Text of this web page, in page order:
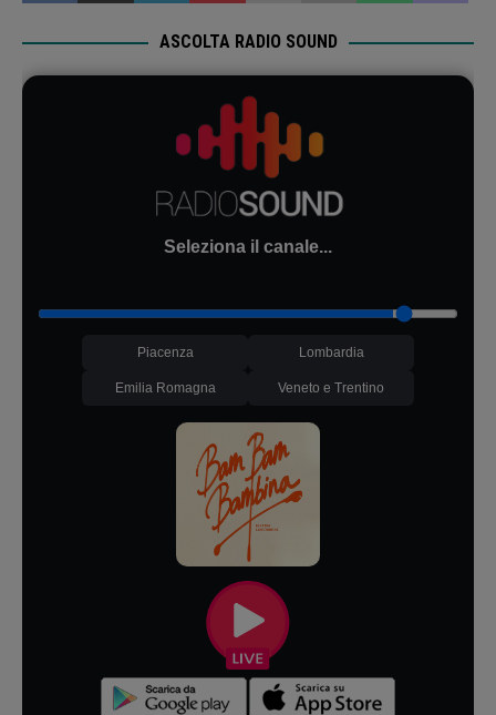
ASCOLTA RADIO SOUND
Seleziona il canale...
Piacenza Lombardia
Emilia Romagna Veneto e Trentino